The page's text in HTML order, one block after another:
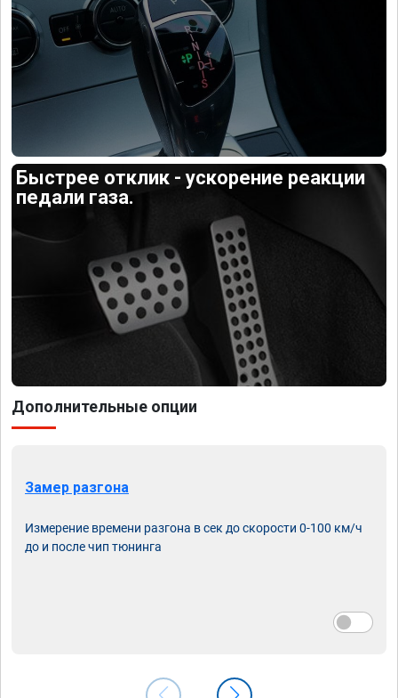
Быстрее отклик - ускорение реакции
педали газа.
Дополнительные опции
Замер разгона
Измерение времени разгона в сек до скорости 0-100 км/ч
до и после чип тюнинга